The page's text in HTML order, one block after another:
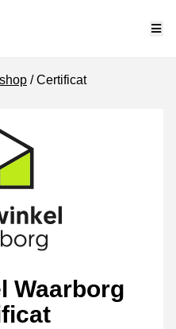
Certificat
Waarborg